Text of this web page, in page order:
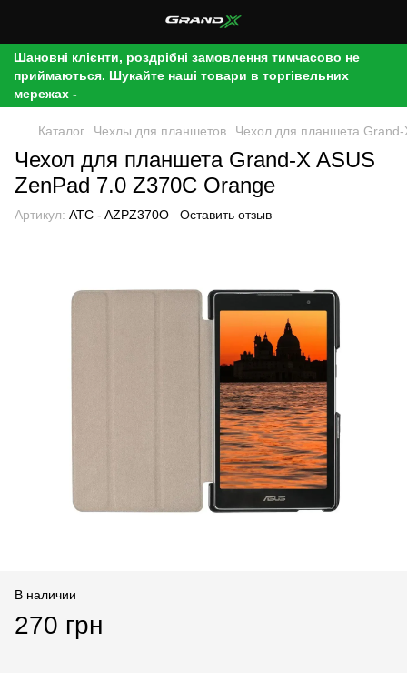
Шановні клієнти, роздрібні замовлення тимчасово не
приймаються. Шукайте наші товари в торгівельних
мережах -
Каталог Чехлы для планшетов Чехол для планшета
Чехол для планшета Grand-X ASUS
ZenPad 7.0 Z370C Orange
Артикул: ATC - AZPZ370O Оставить отзыв
В наличии
270 грн